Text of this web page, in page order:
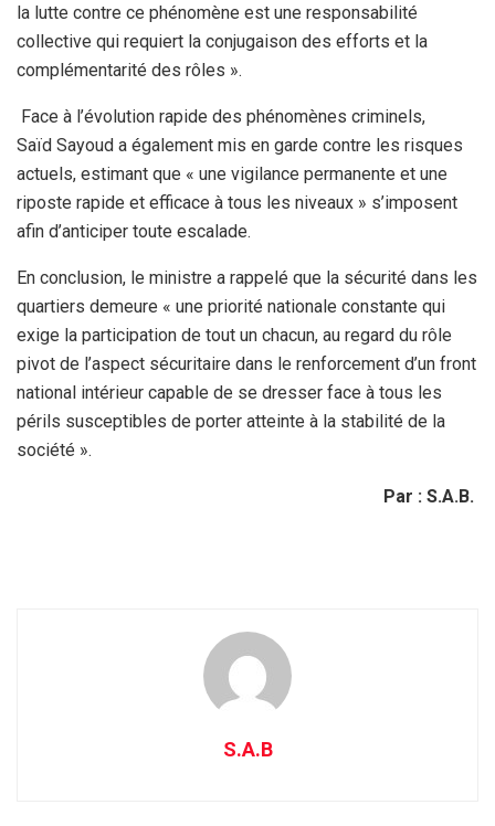
la lutte contre ce phénomène est une responsabilité
collective qui requiert la conjugaison des efforts et la
complémentarité des rôles ».
Face à l’évolution rapide des phénomènes criminels,
Saïd Sayoud a également mis en garde contre les risques
actuels, estimant que « une vigilance permanente et une
riposte rapide et efficace à tous les niveaux » s’imposent
afin d’anticiper toute escalade.
En conclusion, le ministre a rappelé que la sécurité dans les
quartiers demeure « une priorité nationale constante qui
exige la participation de tout un chacun, au regard du rôle
pivot de l’aspect sécuritaire dans le renforcement d’un front
national intérieur capable de se dresser face à tous les
périls susceptibles de porter atteinte à la stabilité de la
société ».
Par : S.A.B.
S.A.B